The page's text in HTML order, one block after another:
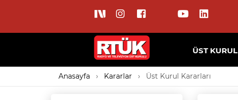
ÜST KURUL
Anasayfa Kararlar Üst Kurul Kararları